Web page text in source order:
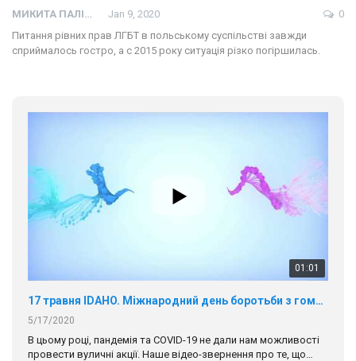
МИКИТА ПАЛІЙ Jan 9, 2020
0
Питання рівних прав ЛГБТ в польському суспільстві завжди
сприймалось гостро, а с 2015 року ситуація різко погіршилась.
01:01
17 травня IDAHO. Міжнародний день боротьби з гомофобією трансфобією і біфобія.
5/17/2020
В цьому році, пандемія та COVІD-19 не дали нам можливості
провести вуличні акції. Наше відео-звернення про те, що